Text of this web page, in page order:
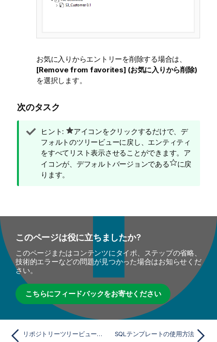
お気に入りからエントリーを削除する場合は、
[Remove from favorites] (お気に入りから削除)
を選択します。
次のタスク
情
報
メ
モ
ヒント:
アイコンをクリックするだけで、デ
フォルトのツリービューに戻し、エンティティ
をすべてリスト表示させることができます。ア
イコンが、デフォルトバージョンである
に戻
ります。
このページは役に立ちましたか?
このページまたはコンテンツにタイポ、ステップの省略、
技術的エラーなどの問題が見つかった場合はお知らせくだ
さい。
こちらにフィードバックをお寄せください
リポジトリーツリービューで最近変更されたエントリーを表示 SQLテンプレートの使用方法